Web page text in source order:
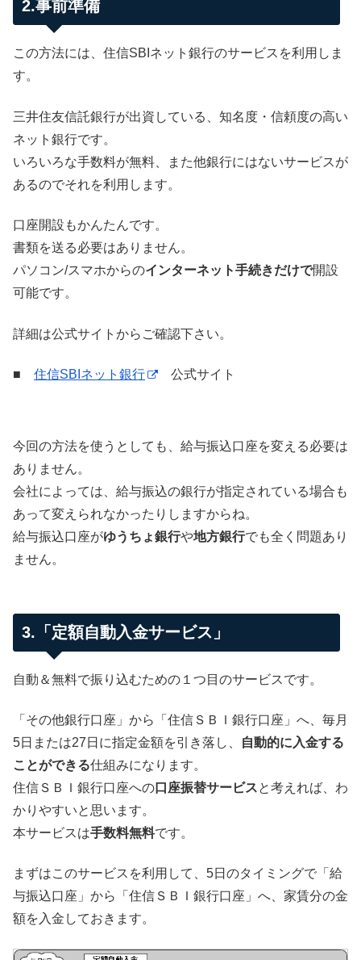
2.事前準備
この方法には、住信SBIネット銀行のサービスを利用しま
す。
三井住友信託銀行が出資している、知名度・信頼度の高い
ネット銀行です。
いろいろな手数料が無料、また他銀行にはないサービスが
あるのでそれを利用します。
口座開設もかんたんです。
書類を送る必要はありません。
パソコン/スマホからのインターネット手続きだけで開設
可能です。
詳細は公式サイトからご確認下さい。
■ 住信SBIネット銀行 公式サイト
今回の方法を使うとしても、給与振込口座を変える必要は
ありません。
会社によっては、給与振込の銀行が指定されている場合も
あって変えられなかったりしますからね。
給与振込口座がゆうちょ銀行や地方銀行でも全く問題あり
ません。
3.「定額自動入金サービス」
自動＆無料で振り込むための１つ目のサービスです。
「その他銀行口座」から「住信ＳＢＩ銀行口座」へ、毎月
5日または27日に指定金額を引き落し、
自動的に入金する
ことができる仕組みになります。
住信ＳＢＩ銀行口座への口座振替サービスと考えれば、わ
かりやすいと思います。
本サービスは手数料無料です。
まずはこのサービスを利用して、5日のタイミングで「給
与振込口座」から「住信ＳＢＩ銀行口座」へ、家賃分の金
額を入金しておきます。